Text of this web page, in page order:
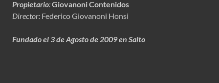
Propietario:Giovanoni Contenidos
Director: Federico Giovanoni Honsi
Fundado el 3 de Agosto de 2009 en Salto